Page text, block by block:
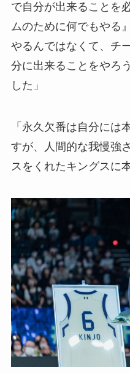
で自分が出来ることを
ムのために何でもやる
やるんではなくて、チ
分に出来ることをやろ
した」
「永久欠番は自分には
すが、人間的な我慢強
スをくれたキングスに